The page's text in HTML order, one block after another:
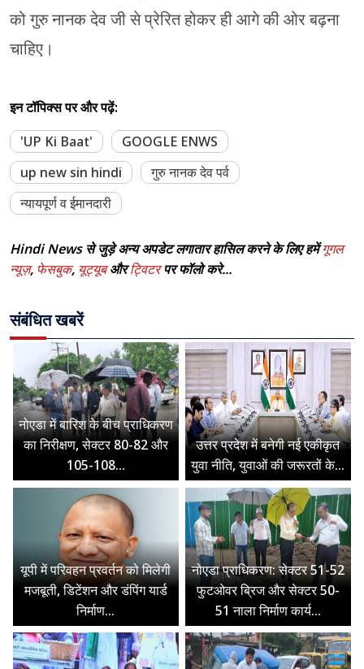
को गुरु नानक देव जी से प्रेरित होकर ही आगे की ओर बढ़ना
चाहिए।
इन टॉपिक्स पर और पढ़ें:
'UP Ki Baat'
GOOGLE ENWS
up new sin hindi
गुरु नानक देव पर्व
न्यायपूर्ण व ईमानदारी
Hindi News से जुड़े अन्य अपडेट लगातार हासिल करने के लिए हमेंगूगल
न्यूज़, फेसबुक, यूट्यूबऔरट्विटरपर फॉलो करे...
संबंधित खबरें
नोएडा में बारिश के बीच प्राधिकरण
का निरीक्षण, सेक्टर 80-82 और
105-108...
उत्तर प्रदेश में बनेगी नई एकीकृत
युवा नीति, युवाओं की जरूरतों के...
यूपी में परिवहन प्रवर्तन को मिलेगी
मजबूती, डिटेंशन और डंपिंग यार्ड
निर्माण...
नोएडा प्राधिकरण: सेक्टर 51-52
फुटओवर ब्रिज और सेक्टर 50-
51 नाला निर्माण कार्य...